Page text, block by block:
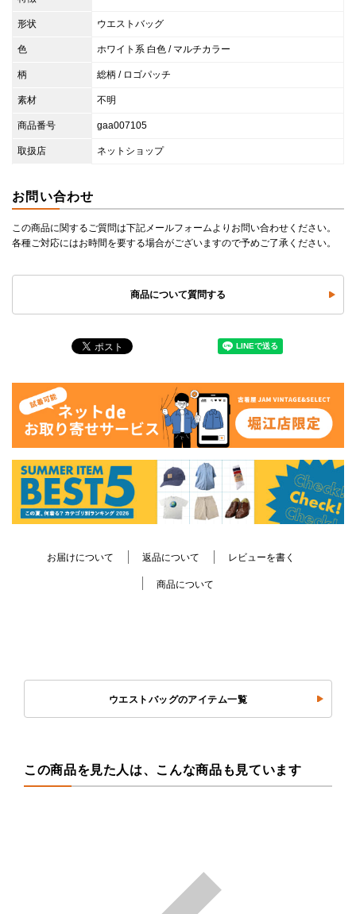
形状 ウエストバッグ
色 ホワイト系 白色 / マルチカラー
柄 総柄 / ロゴパッチ
素材 不明
商品番号 gaa007105
取扱店 ネットショップ
お問い合わせ
この商品に関するご質問は下記メールフォームよりお問い合わせください。
各種ご対応にはお時間を要する場合がございますので予めご了承ください。
商品について質問する
お届けについて 返品について レビューを書く
商品について
ウエストバッグのアイテム一覧
この商品を見た人は、こんな商品も見ています